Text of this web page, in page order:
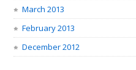
March 2013
February 2013
December 2012